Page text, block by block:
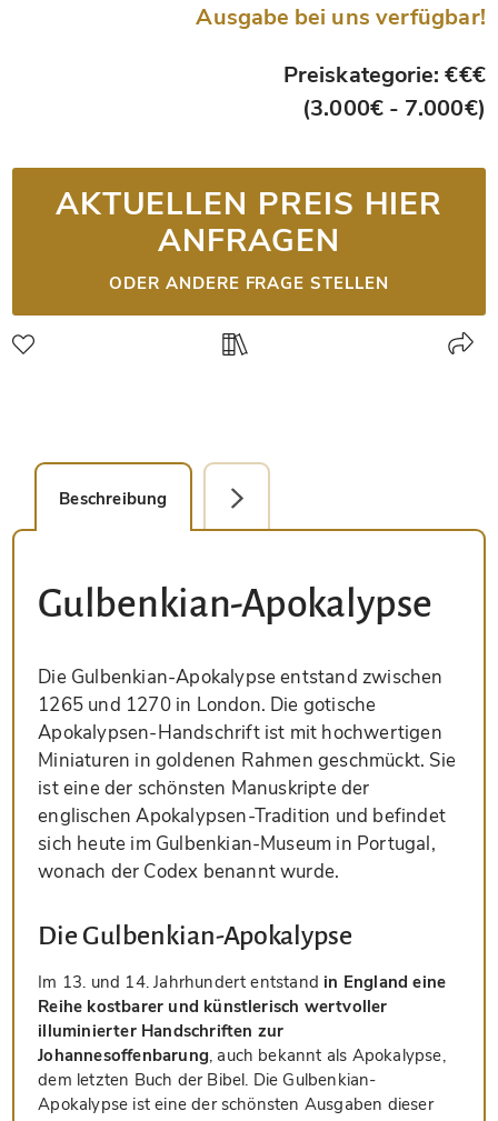
Ausgabe bei uns verfügbar!
Preiskategorie: €€€
(3.000€ - 7.000€)
AKTUELLEN PREIS HIER
ANFRAGEN
ODER ANDERE FRAGE STELLEN
Beschreibung Detailbild
Gulbenkian-Apokalypse
Die Gulbenkian-Apokalypse entstand zwischen
1265 und 1270 in London. Die gotische
Apokalypsen-Handschrift ist mit hochwertigen
Miniaturen in goldenen Rahmen geschmückt. Sie
ist eine der schönsten Manuskripte der
englischen Apokalypsen-Tradition und befindet
sich heute im Gulbenkian-Museum in Portugal,
wonach der Codex benannt wurde.
Die Gulbenkian-Apokalypse
Im 13. und 14. Jahrhundert entstandin England eine
Reihe kostbarer und künstlerisch wertvoller
illuminierter Handschriften zur
Johannesoffenbarung, auch bekannt als Apokalypse,
dem letzten Buch der Bibel. Die Gulbenkian-
Apokalypse ist eine der schönsten Ausgaben dieser